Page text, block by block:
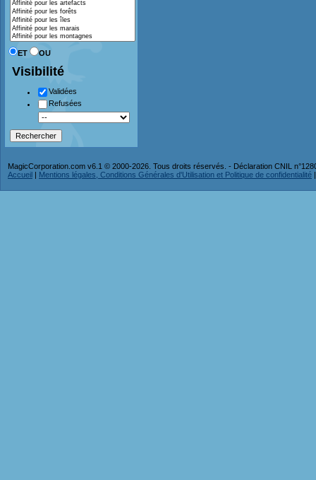
ET OU
Visibilité
Validées
Refusées
MagicCorporation.com v6.1 © 2000-2026. Tous droits réservés. - Déclaration CNIL
Accueil | Mentions légales, Conditions Générales d'Utilisation et Politique de confidentialité